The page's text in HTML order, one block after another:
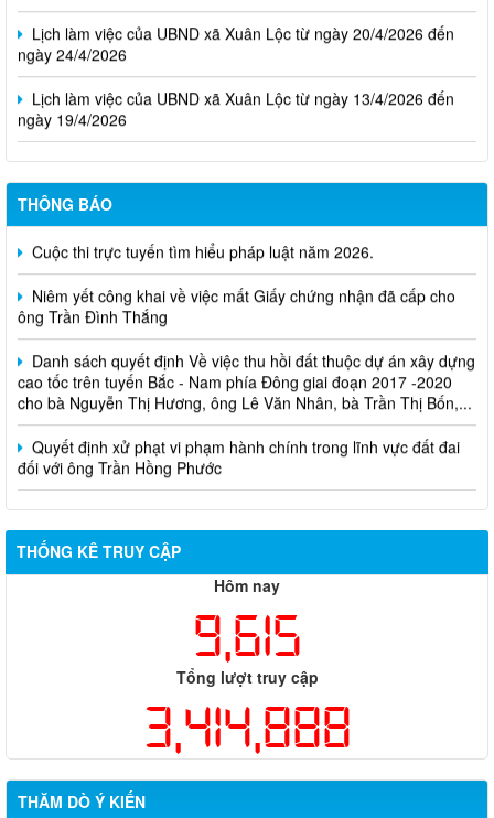
Lịch làm việc của UBND xã Xuân Lộc từ ngày 20/4/2026 đến
ngày 24/4/2026
Lịch làm việc của UBND xã Xuân Lộc từ ngày 13/4/2026 đến
ngày 19/4/2026
THÔNG BÁO
Cuộc thi trực tuyến tìm hiểu pháp luật năm 2026.
Niêm yết công khai về việc mất Giấy chứng nhận đã cấp cho
ông Trần Đình Thắng
Danh sách quyết định Về việc thu hồi đất thuộc dự án xây dựng
cao tốc trên tuyến Bắc - Nam phía Đông giai đoạn 2017 -2020
cho bà Nguyễn Thị Hương, ông Lê Văn Nhân, bà Trần Thị Bốn,...
Quyết định xử phạt vi phạm hành chính trong lĩnh vực đất đai
đối với ông Trần Hồng Phước
THỐNG KÊ TRUY CẬP
Hôm nay
9,615
Tổng lượt truy cập
3,414,888
THĂM DÒ Ý KIẾN